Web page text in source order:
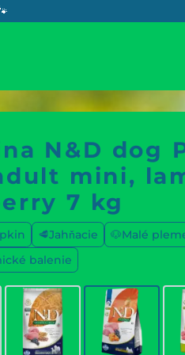
N&D dog
mini,
7 kg
🥩Jahňacie
🐶Malé
balenie